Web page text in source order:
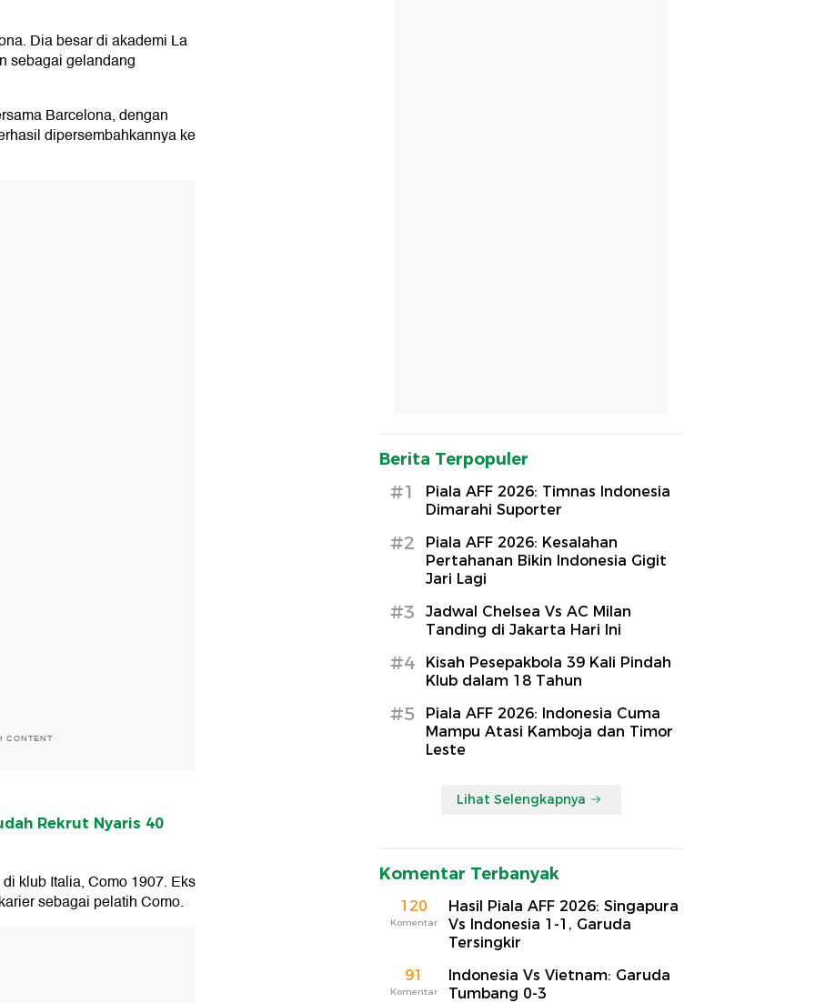
Dia besar di akademi La
sebagai gelandang
Barcelona, dengan
dipersembahkannya ke
CONTENT
Rekrut Nyaris 40
klub Italia, Como 1907. Eks
sebagai pelatih Como.
Berita Terpopuler
#1
Piala AFF 2026: Timnas Indonesia
Dimarahi Suporter
#2
Piala AFF 2026: Kesalahan
Pertahanan Bikin Indonesia Gigit
Jari Lagi
#3
Jadwal Chelsea Vs AC Milan
Tanding di Jakarta Hari Ini
#4
Kisah Pesepakbola 39 Kali Pindah
Klub dalam 18 Tahun
#5
Piala AFF 2026: Indonesia Cuma
Mampu Atasi Kamboja dan Timor
Leste
Lihat Selengkapnya
Komentar Terbanyak
120
Komentar
Hasil Piala AFF 2026: Singapura
Vs Indonesia 1-1, Garuda
Tersingkir
91
Komentar
Indonesia Vs Vietnam: Garuda
Tumbang 0-3